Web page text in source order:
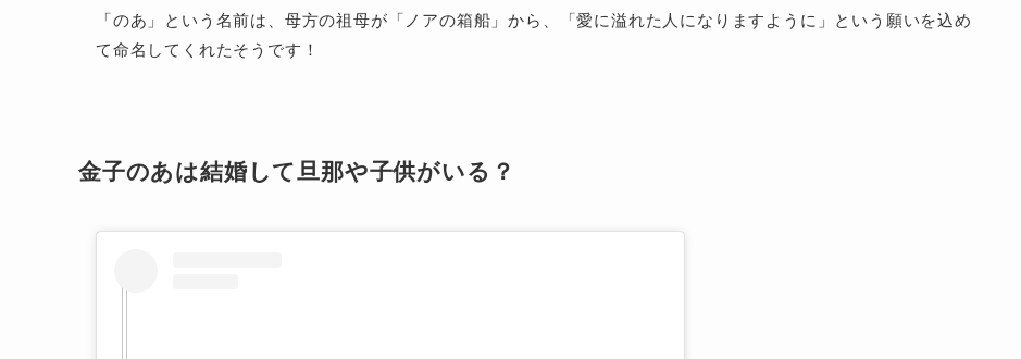
「のあ」という名前は、母方の祖母が「ノアの箱船」から、「愛に溢れた人になりますように」という願いを込め
て命名してくれたそうです！
金子のあは結婚して旦那や子供がいる？